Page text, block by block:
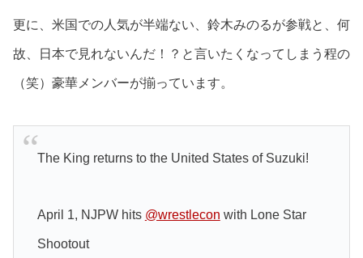
更に、米国での人気が半端ない、鈴木みのるが参戦と、何
故、日本で見れないんだ！？と言いたくなってしまう程の
（笑）豪華メンバーが揃っています。
The King returns to the United States of Suzuki!
April 1, NJPW hits @wrestlecon with Lone Star
Shootout